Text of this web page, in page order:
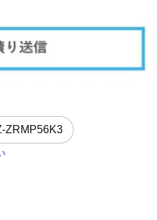
ZRMP56K3